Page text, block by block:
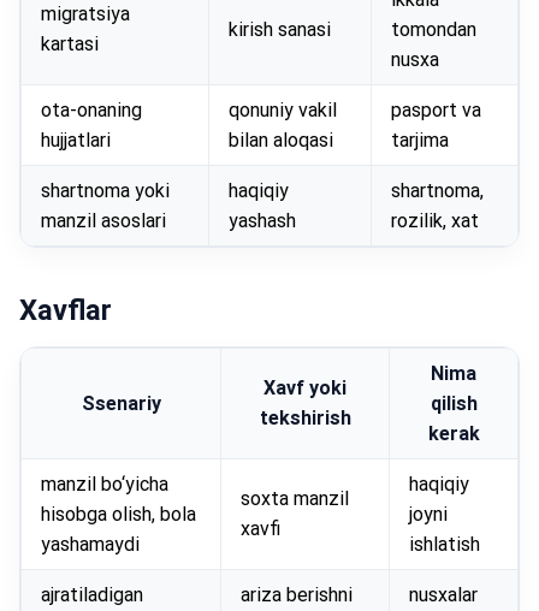
migratsiya
kartasi
kirish sanasi
tomondan
nusxa
ota-onaning
hujjatlari
qonuniy vakil
bilan aloqasi
pasport va
tarjima
shartnoma yoki
manzil asoslari
haqiqiy
yashash
shartnoma,
rozilik, xat
Xavflar
Ssenariy
Xavf yoki
tekshirish
Nima
qilish
kerak
manzil bo‘yicha
hisobga olish, bola
yashamaydi
soxta manzil
xavfi
haqiqiy
joyni
ishlatish
ajratiladigan
ariza berishni
nusxalar